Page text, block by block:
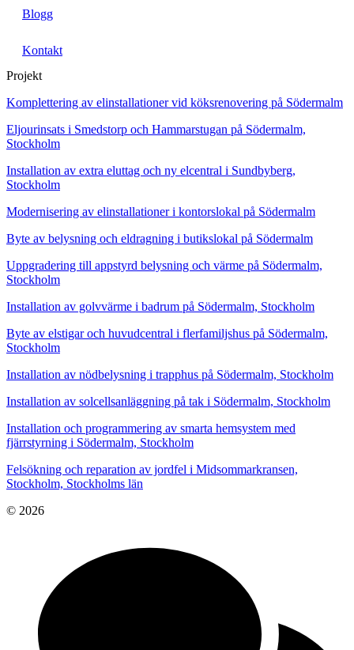
Blogg
Kontakt
Projekt
Komplettering av elinstallationer vid köksrenovering på Södermalm
Eljourinsats i Smedstorp och Hammarstugan på Södermalm,
Stockholm
Installation av extra eluttag och ny elcentral i Sundbyberg,
Stockholm
Modernisering av elinstallationer i kontorslokal på Södermalm
Byte av belysning och eldragning i butikslokal på Södermalm
Uppgradering till appstyrd belysning och värme på Södermalm,
Stockholm
Installation av golvvärme i badrum på Södermalm, Stockholm
Byte av elstigar och huvudcentral i flerfamiljshus på Södermalm,
Stockholm
Installation av nödbelysning i trapphus på Södermalm, Stockholm
Installation av solcellsanläggning på tak i Södermalm, Stockholm
Installation och programmering av smarta hemsystem med
fjärrstyrning i Södermalm, Stockholm
Felsökning och reparation av jordfel i Midsommarkransen,
Stockholm, Stockholms län
© 2026